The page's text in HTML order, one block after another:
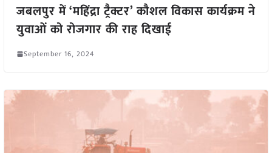
जबलपुर में ‘महिंद्रा ट्रैक्टर’ कौशल विकास कार्यक्रम ने
युवाओं को रोजगार की राह दिखाई
September 16, 2024